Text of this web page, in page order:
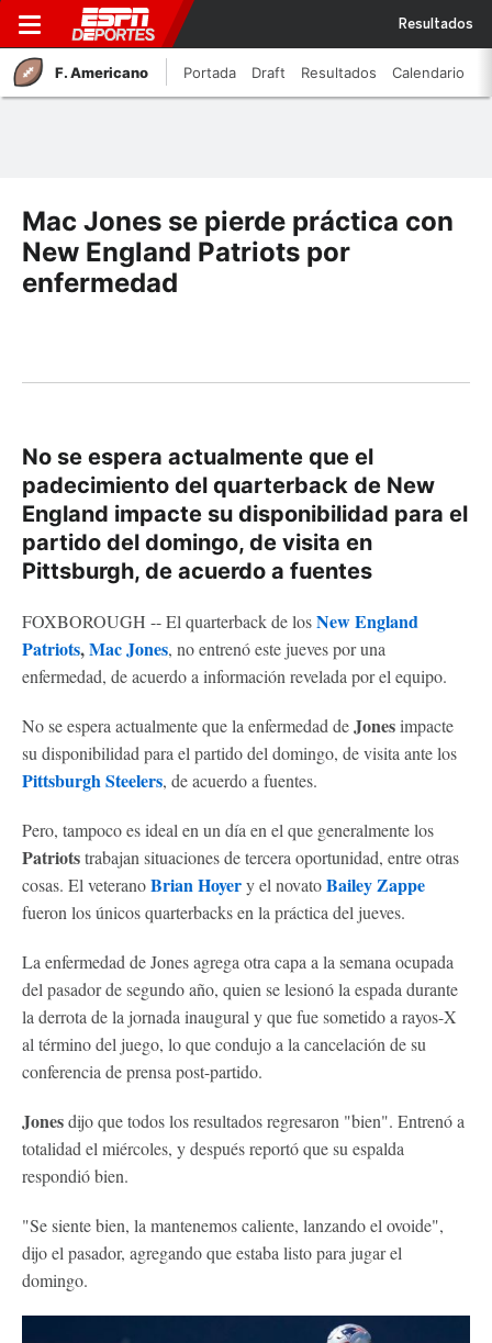
Resultados
F. Americano Portada Draft Resultados Calendario
Mac Jones se pierde práctica con
New England Patriots por
enfermedad
No se espera actualmente que el
padecimiento del quarterback de New
England impacte su disponibilidad para el
partido del domingo, de visita en
Pittsburgh, de acuerdo a fuentes
FOXBOROUGH -- El quarterback de losNew England
Patriots,Mac Jones, no entrenó este jueves por una
enfermedad, de acuerdo a información revelada por el equipo.
No se espera actualmente que la enfermedad deJonesimpacte
su disponibilidad para el partido del domingo, de visita ante los
Pittsburgh Steelers, de acuerdo a fuentes.
Pero, tampoco es ideal en un día en el que generalmente los
Patriotstrabajan situaciones de tercera oportunidad, entre otras
cosas. El veteranoBrian Hoyery el novatoBailey Zappe
fueron los únicos quarterbacks en la práctica del jueves.
La enfermedad de Jones agrega otra capa a la semana ocupada
del pasador de segundo año, quien se lesionó la espada durante
la derrota de la jornada inaugural y que fue sometido a rayos-X
al término del juego, lo que condujo a la cancelación de su
conferencia de prensa post-partido.
Jonesdijo que todos los resultados regresaron "bien". Entrenó a
totalidad el miércoles, y después reportó que su espalda
respondió bien.
"Se siente bien, la mantenemos caliente, lanzando el ovoide",
dijo el pasador, agregando que estaba listo para jugar el
domingo.